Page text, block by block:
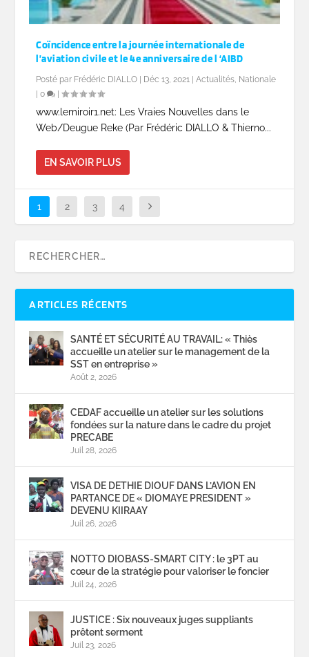
Coïncidence entre la journée internationale de
l’aviation civile et le 4e anniversaire de l ‘AIBD
Posté par Frédéric DIALLO Déc 13, 2021 |Actualités, Nationale
|0 |
www.lemiroir1.net: Les Vraies Nouvelles dans le
Web/Deugue Reke (Par Frédéric DIALLO & Thierno...
EN SAVOIR PLUS
1 2 3 4
ARTICLES RÉCENTS
SANTÉ ET SÉCURITÉ AU TRAVAIL: « Thiès
accueille un atelier sur le management de la
SST en entreprise »
Août 2, 2026
CEDAF accueille un atelier sur les solutions
fondées sur la nature dans le cadre du projet
PRECABE
Juil 28, 2026
VISA DE DETHIE DIOUF DANS L’AVION EN
PARTANCE DE « DIOMAYE PRESIDENT »
DEVENU KIIRAAY
Juil 26, 2026
NOTTO DIOBASS-SMART CITY : le 3PT au
cœur de la stratégie pour valoriser le foncier
Juil 24, 2026
JUSTICE : Six nouveaux juges suppliants
prêtent serment
Juil 23, 2026